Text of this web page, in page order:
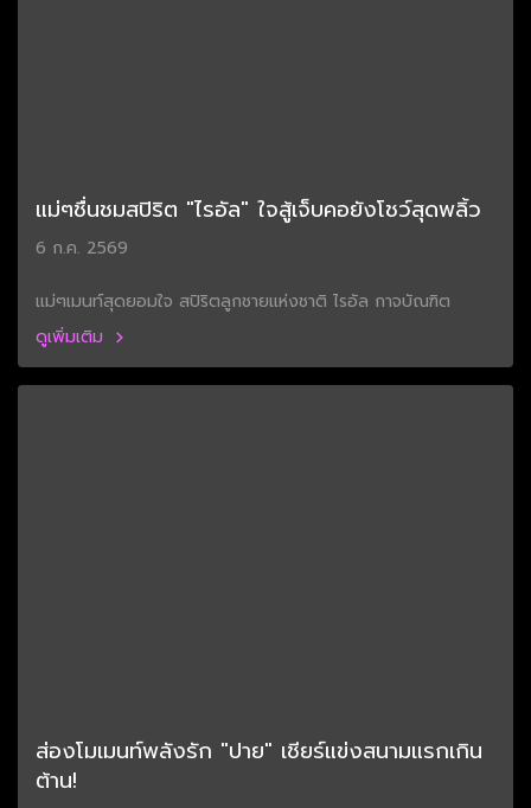
แม่ๆชื่นชมสปิริต "ไรอัล" ใจสู้เจ็บคอยังโชว์สุดพลิ้ว
6 ก.ค. 2569
แม่ๆเมนท์สุดยอมใจ สปิริตลูกชายแห่งชาติ ไรอัล กาจบัณฑิต
ดูเพิ่มเติม
ส่องโมเมนท์พลังรัก "ปาย" เชียร์แข่งสนามแรกเกิน
ต้าน!